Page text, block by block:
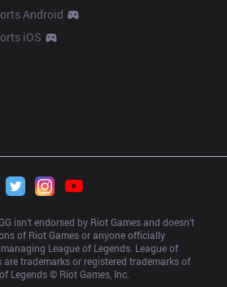
Android
iOS
isn’t endorsed by Riot Games and doesn’t
of Riot Games or anyone officially
League of Legends. League of
are trademarks or registered trademarks of
Legends © Riot Games, Inc.